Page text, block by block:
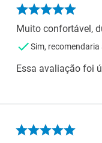
Muito confortável,
Sim,
Essa avaliação foi